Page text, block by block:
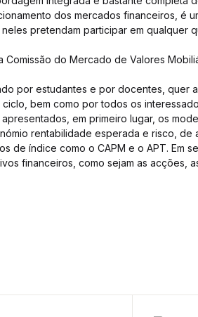
dos mercados financeiros, é
pretendam participar em qualquer
Comissão do Mercado de Valores
por estudantes e por docentes, quer
bem como por todos os
em primeiro lugar, os
rentabilidade esperada e risco, de
de índice como o CAPM e o APT. Em
financeiros, como sejam as acções,